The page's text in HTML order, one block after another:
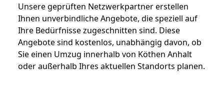
Unsere geprüften Netzwerkpartner erstellen
Ihnen unverbindliche Angebote, die speziell auf
Ihre Bedürfnisse zugeschnitten sind. Diese
Angebote sind kostenlos, unabhängig davon, ob
Sie einen Umzug innerhalb von Köthen Anhalt
oder außerhalb Ihres aktuellen Standorts planen.